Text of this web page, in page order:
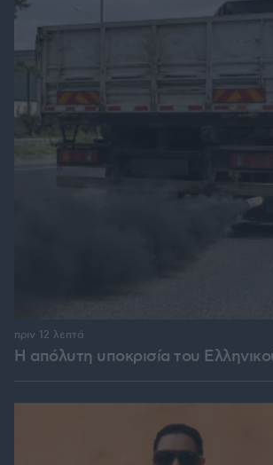
Η απόλυτη υποκρισία του
πριν 12 λεπτά